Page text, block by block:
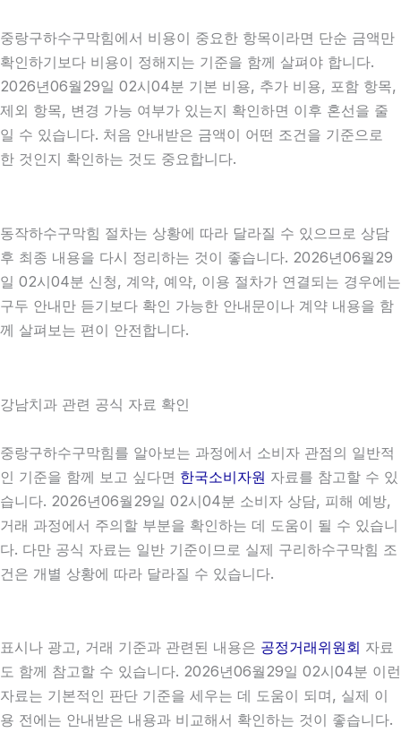
중랑구하수구막힘에서 비용이 중요한 항목이라면 단순 금액만
확인하기보다 비용이 정해지는 기준을 함께 살펴야 합니다.
2026년06월29일 02시04분 기본 비용, 추가 비용, 포함 항목,
제외 항목, 변경 가능 여부가 있는지 확인하면 이후 혼선을 줄
일 수 있습니다. 처음 안내받은 금액이 어떤 조건을 기준으로
한 것인지 확인하는 것도 중요합니다.
동작하수구막힘 절차는 상황에 따라 달라질 수 있으므로 상담
후 최종 내용을 다시 정리하는 것이 좋습니다. 2026년06월29
일 02시04분 신청, 계약, 예약, 이용 절차가 연결되는 경우에는
구두 안내만 듣기보다 확인 가능한 안내문이나 계약 내용을 함
께 살펴보는 편이 안전합니다.
강남치과 관련 공식 자료 확인
중랑구하수구막힘를 알아보는 과정에서 소비자 관점의 일반적
인 기준을 함께 보고 싶다면 한국소비자원 자료를 참고할 수 있
습니다. 2026년06월29일 02시04분 소비자 상담, 피해 예방,
거래 과정에서 주의할 부분을 확인하는 데 도움이 될 수 있습니
다. 다만 공식 자료는 일반 기준이므로 실제 구리하수구막힘 조
건은 개별 상황에 따라 달라질 수 있습니다.
표시나 광고, 거래 기준과 관련된 내용은 공정거래위원회 자료
도 함께 참고할 수 있습니다. 2026년06월29일 02시04분 이런
자료는 기본적인 판단 기준을 세우는 데 도움이 되며, 실제 이
용 전에는 안내받은 내용과 비교해서 확인하는 것이 좋습니다.